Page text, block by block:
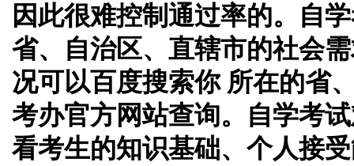
因此很难控制通过率的。自
省、自治区、直辖市的社会
况可以百度搜索你 所在的省
考办官方网站查询。自学考
看考生的知识基础、个人接